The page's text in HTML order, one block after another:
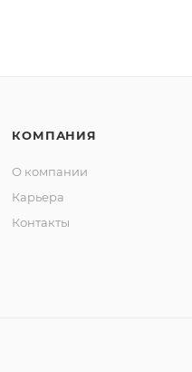
КОМПАНИЯ
О компании
Карьера
Контакты